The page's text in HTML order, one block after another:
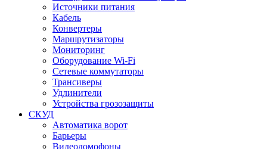
Источники питания
Кабель
Конвертеры
Маршрутизаторы
Мониторинг
Оборудование Wi-Fi
Сетевые коммутаторы
Трансиверы
Удлинители
Устройства грозозащиты
СКУД
Автоматика ворот
Барьеры
Видеодомофоны